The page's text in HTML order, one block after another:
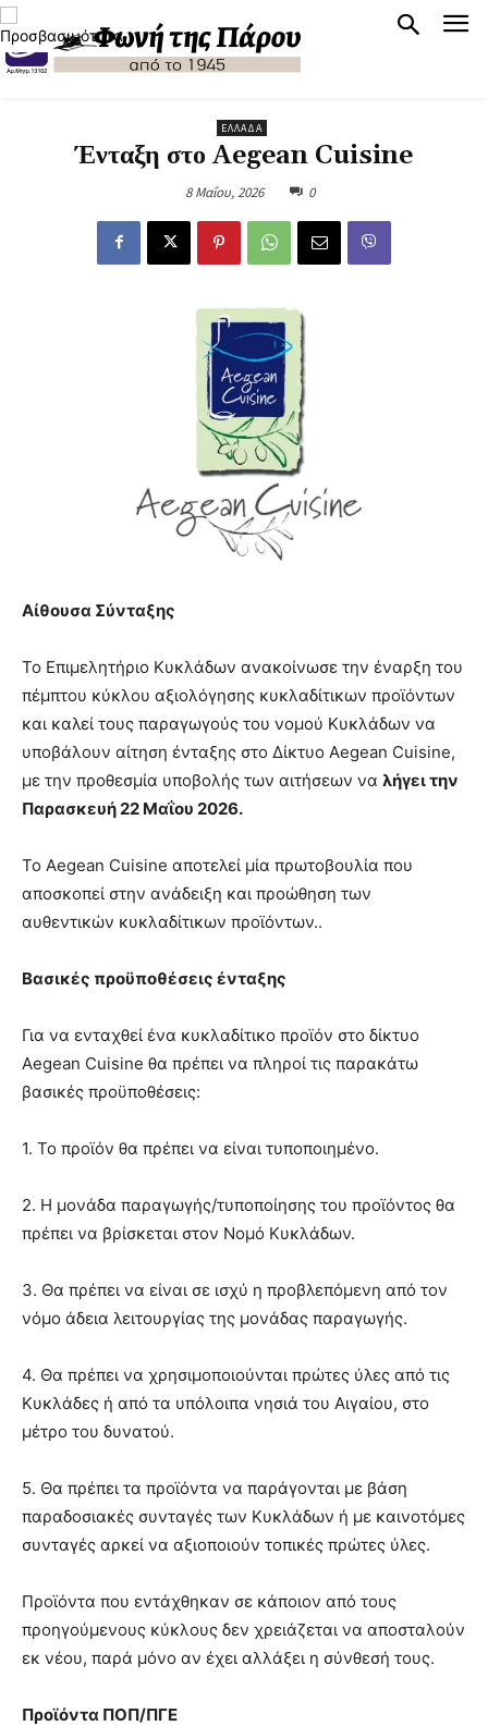
ΕΛΛΆΔΑ
Ένταξη στο Aegean Cuisine
8 Μαΐου, 2026 0
Αίθουσα Σύνταξης
Το Επιμελητήριο Κυκλάδων ανακοίνωσε την έναρξη του
πέμπτου κύκλου αξιολόγησης κυκλαδίτικων προϊόντων
και καλεί τους παραγωγούς του νομού Κυκλάδων να
υποβάλουν αίτηση ένταξης στο Δίκτυο Aegean Cuisine,
με την προθεσμία υποβολής των αιτήσεων να λήγει την
Παρασκευή 22 Μαΐου 2026.
Το Aegean Cuisine αποτελεί μία πρωτοβουλία που
αποσκοπεί στην ανάδειξη και προώθηση των
αυθεντικών κυκλαδίτικων προϊόντων..
Βασικές προϋποθέσεις ένταξης
Για να ενταχθεί ένα κυκλαδίτικο προϊόν στο δίκτυο
Aegean Cuisine θα πρέπει να πληροί τις παρακάτω
βασικές προϋποθέσεις:
1. Το προϊόν θα πρέπει να είναι τυποποιημένο.
2. Η μονάδα παραγωγής/τυποποίησης του προϊόντος θα
πρέπει να βρίσκεται στον Νομό Κυκλάδων.
3. Θα πρέπει να είναι σε ισχύ η προβλεπόμενη από τον
νόμο άδεια λειτουργίας της μονάδας παραγωγής.
4. Θα πρέπει να χρησιμοποιούνται πρώτες ύλες από τις
Κυκλάδες ή από τα υπόλοιπα νησιά του Αιγαίου, στο
μέτρο του δυνατού.
5. Θα πρέπει τα προϊόντα να παράγονται με βάση
παραδοσιακές συνταγές των Κυκλάδων ή με καινοτόμες
συνταγές αρκεί να αξιοποιούν τοπικές πρώτες ύλες.
Προϊόντα που εντάχθηκαν σε κάποιον από τους
προηγούμενους κύκλους δεν χρειάζεται να αποσταλούν
εκ νέου, παρά μόνο αν έχει αλλάξει η σύνθεσή τους.
Προϊόντα ΠΟΠ/ΠΓΕ